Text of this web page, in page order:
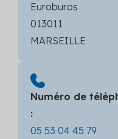
Euroburos
013011
MARSEILLE
Numéro de
:
05 53 04 45 79